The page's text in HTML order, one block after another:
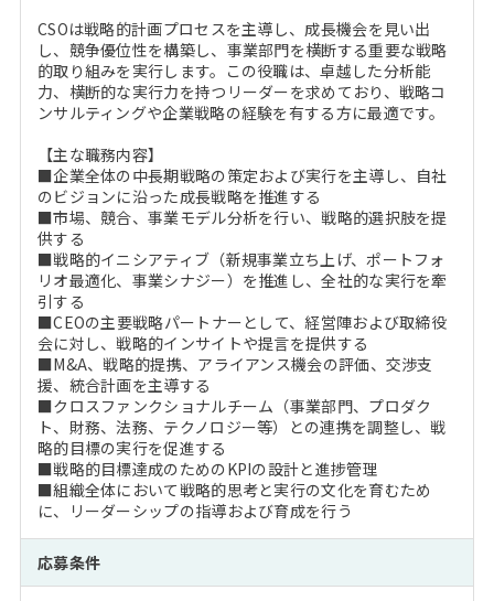
CSOは戦略的計画プロセスを主導し、成長機会を見い出
し、競争優位性を構築し、事業部門を横断する重要な戦略
的取り組みを実行します。この役職は、卓越した分析能
力、横断的な実行力を持つリーダーを求めており、戦略コ
ンサルティングや企業戦略の経験を有する方に最適です。
【主な職務内容】
■企業全体の中長期戦略の策定および実行を主導し、自社
のビジョンに沿った成長戦略を推進する
■市場、競合、事業モデル分析を行い、戦略的選択肢を提
供する
■戦略的イニシアティブ（新規事業立ち上げ、ポートフォ
リオ最適化、事業シナジー）を推進し、全社的な実行を牽
引する
■CEOの主要戦略パートナーとして、経営陣および取締役
会に対し、戦略的インサイトや提言を提供する
■M&A、戦略的提携、アライアンス機会の評価、交渉支
援、統合計画を主導する
■クロスファンクショナルチーム（事業部門、プロダク
ト、財務、法務、テクノロジー等）との連携を調整し、戦
略的目標の実行を促進する
■戦略的目標達成のためのKPIの設計と進捗管理
■組織全体において戦略的思考と実行の文化を育むため
に、リーダーシップの指導および育成を行う
応募条件